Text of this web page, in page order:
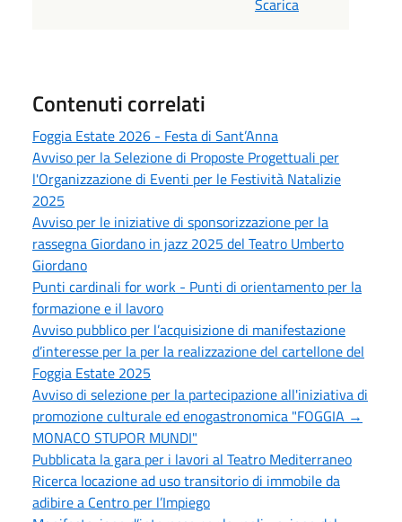
Contenuti correlati
Foggia Estate 2026 - Festa di Sant’Anna
Avviso per la Selezione di Proposte Progettuali per
l'Organizzazione di Eventi per le Festività Natalizie
2025
Avviso per le iniziative di sponsorizzazione per la
rassegna Giordano in jazz 2025 del Teatro Umberto
Giordano
Punti cardinali for work - Punti di orientamento per la
formazione e il lavoro
Avviso pubblico per l’acquisizione di manifestazione
d’interesse per la per la realizzazione del cartellone del
Foggia Estate 2025
Avviso di selezione per la partecipazione all'iniziativa di
promozione culturale ed enogastronomica "FOGGIA →
MONACO STUPOR MUNDI"
Pubblicata la gara per i lavori al Teatro Mediterraneo
Ricerca locazione ad uso transitorio di immobile da
adibire a Centro per l’Impiego